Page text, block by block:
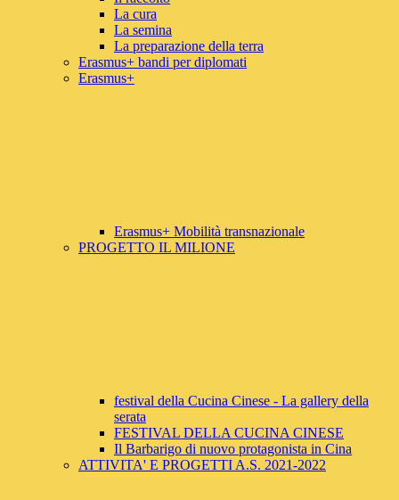
La cura
La semina
La preparazione della terra
Erasmus+ bandi per diplomati
Erasmus+
Erasmus+ Mobilità transnazionale
PROGETTO IL MILIONE
festival della Cucina Cinese - La gallery della
serata
FESTIVAL DELLA CUCINA CINESE
Il Barbarigo di nuovo protagonista in Cina
ATTIVITA' E PROGETTI A.S. 2021-2022